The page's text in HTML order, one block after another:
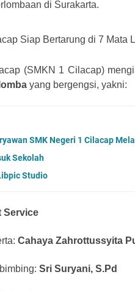
di Surakarta.
Siap Bertarung di 7 Mata
(SMKN 1 Cilacap)
yang bergengsi, yakni:
SMK Negeri 1 Cilacap
Sekolah
Studio
Service
Cahaya Zahrottussyita
Sri Suryani, S.Pd